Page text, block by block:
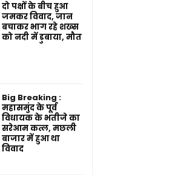
दो पक्षों के बीच हुआ
जमकर विवाद, जान
बचाकर भाग रहे शख्स
को नदी में डुबाया, मौत
Big Breaking :
महासमुंद के पूर्व
विधायक के भतीजे का
सरेआम कत्ल, मछली
बाजार में हुआ था
विवाद